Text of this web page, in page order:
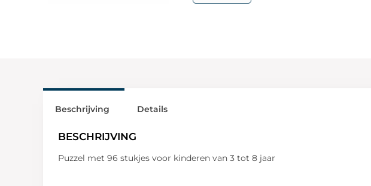
Beschrijving
BESCHRIJVING
Puzzel met 96 stukjes voor kinderen van 3 tot 8 jaar
Details